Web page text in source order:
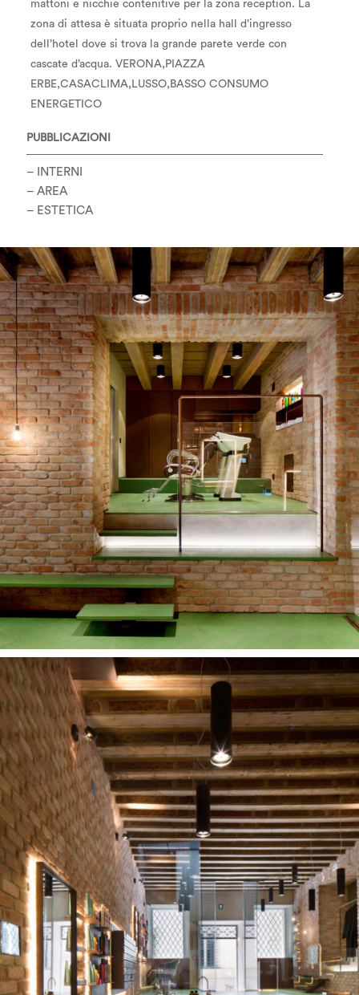
mattoni e nicchie contenitive per la zona reception. La
zona di attesa è situata proprio nella hall d’ingresso
dell’hotel dove si trova la grande parete verde con
cascate d’acqua. VERONA,PIAZZA
ERBE,CASACLIMA,LUSSO,BASSO CONSUMO
ENERGETICO
PUBBLICAZIONI
–
INTERNI
– AREA
– ESTETICA